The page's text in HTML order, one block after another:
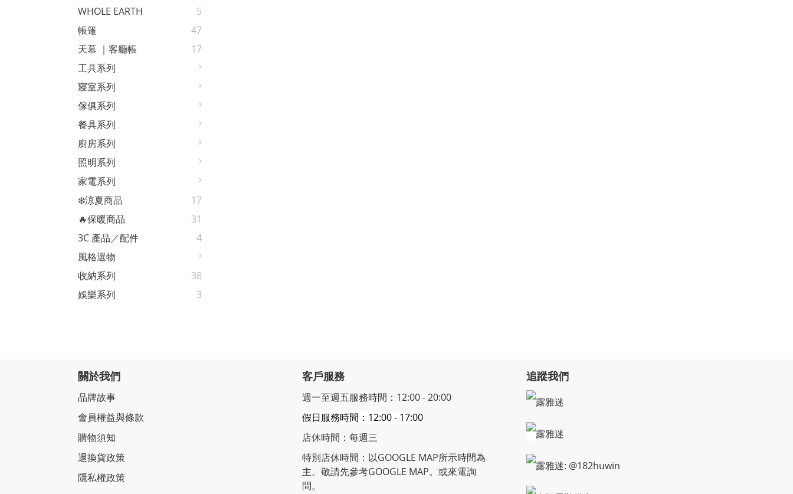
WHOLE EARTH
5
帳篷
47
天幕 ｜客廳帳
17
工具系列
寢室系列
傢俱系列
餐具系列
廚房系列
照明系列
家電系列
❄️涼夏商品
17
🔥保暖商品
31
3C 產品／配件
4
風格選物
收納系列
38
娛樂系列
3
關於我們
品牌故事
會員權益與條款
購物須知
退換貨政策
隱私權政策
客戶服務
週一至週五服務時間：12:00 - 20:00
假日服務時間：12:00 - 17:00
店休時間：每週三
特別店休時間：以GOOGLE MAP所示時間為
主。敬請先參考GOOGLE MAP。或來電詢
問。
追蹤我們
露雅迷
露雅迷
露雅迷: @182huwin